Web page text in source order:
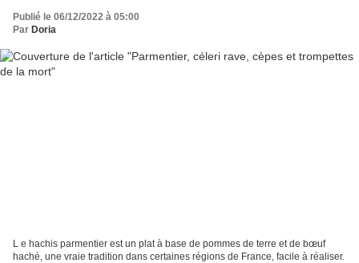
Publié le 06/12/2022 à 05:00
Par Doria
L e hachis parmentier est un plat à base de pommes de terre et de bœuf
haché, une vraie tradition dans certaines régions de France, facile à réaliser.